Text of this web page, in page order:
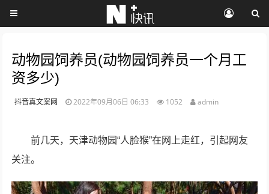
动物园饲养员(动物园饲养员一个月工
资多少)
抖音真文案网 2022年09月06日 06:33 1052 admin
前几天，天津动物园“人脸猴”在网上走红，引起网友
关注。